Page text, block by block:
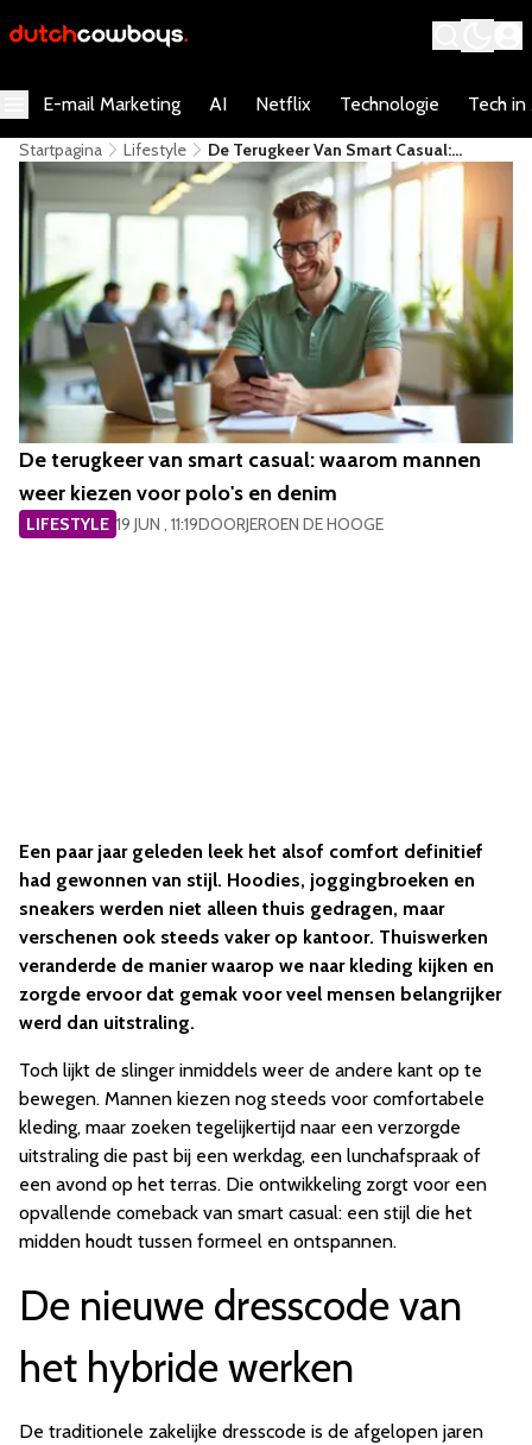
E-mail Marketing AI Netflix Technologie Tech in
Startpagina Lifestyle
De Terugkeer Van Smart Casual:
Waarom Mannen Weer Kiezen Voor
Polo's En Denim
De terugkeer van smart casual: waarom mannen
weer kiezen voor polo's en denim
LIFESTYLE 19 JUN , 11:19DOORJEROEN DE HOOGE
Een paar jaar geleden leek het alsof comfort definitief
had gewonnen van stijl. Hoodies, joggingbroeken en
sneakers werden niet alleen thuis gedragen, maar
verschenen ook steeds vaker op kantoor. Thuiswerken
veranderde de manier waarop we naar kleding kijken en
zorgde ervoor dat gemak voor veel mensen belangrijker
werd dan uitstraling.
Toch lijkt de slinger inmiddels weer de andere kant op te
bewegen. Mannen kiezen nog steeds voor comfortabele
kleding, maar zoeken tegelijkertijd naar een verzorgde
uitstraling die past bij een werkdag, een lunchafspraak of
een avond op het terras. Die ontwikkeling zorgt voor een
opvallende comeback van smart casual: een stijl die het
midden houdt tussen formeel en ontspannen.
De nieuwe dresscode van
het hybride werken
De traditionele zakelijke dresscode is de afgelopen jaren